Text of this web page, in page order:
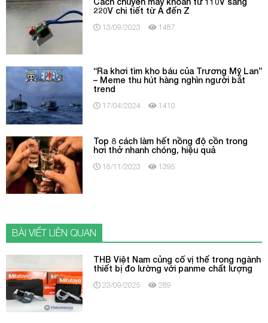
220V chi tiết từ A đến Z
13/09/2023 1487
“Ra khơi tìm kho báu của Trương Mỹ Lan”
– Meme thu hút hàng nghìn người bắt
trend
17/04/2024 1410
Top 8 cách làm hết nồng độ cồn trong
hơi thở nhanh chóng, hiệu quả
16/11/2023 1395
BÀI VIẾT LIÊN QUAN
THB Việt Nam củng cố vị thế trong ngành
thiết bị đo lường với panme chất lượng
23/09/2025 289